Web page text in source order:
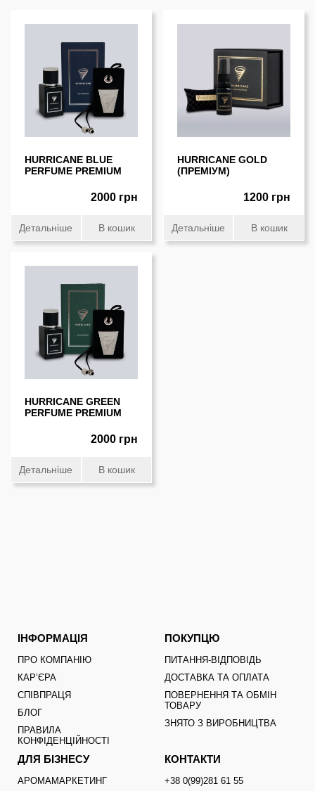
HURRICANE BLUE
PERFUME PREMIUM
2000 грн
Детальніше В кошик
HURRICANE GOLD
(ПРЕМIУМ)
1200 грн
Детальніше В кошик
HURRICANE GREEN
PERFUME PREMIUM
2000 грн
Детальніше В кошик
ІНФОРМАЦІЯ
ПРО КОМПАНІЮ
КАРʼЄРА
СПІВПРАЦЯ
БЛОГ
ПРАВИЛА
КОНФІДЕНЦІЙНОСТІ
ПОКУПЦЮ
ПИТАННЯ-ВІДПОВІДЬ
ДОСТАВКА ТА ОПЛАТА
ПОВЕРНЕННЯ ТА ОБМІН
ТОВАРУ
ЗНЯТО З ВИРОБНИЦТВА
ДЛЯ БІЗНЕСУ
АРОМАМАРКЕТИНГ
КОНТАКТИ
+38 0(99)281 61 55